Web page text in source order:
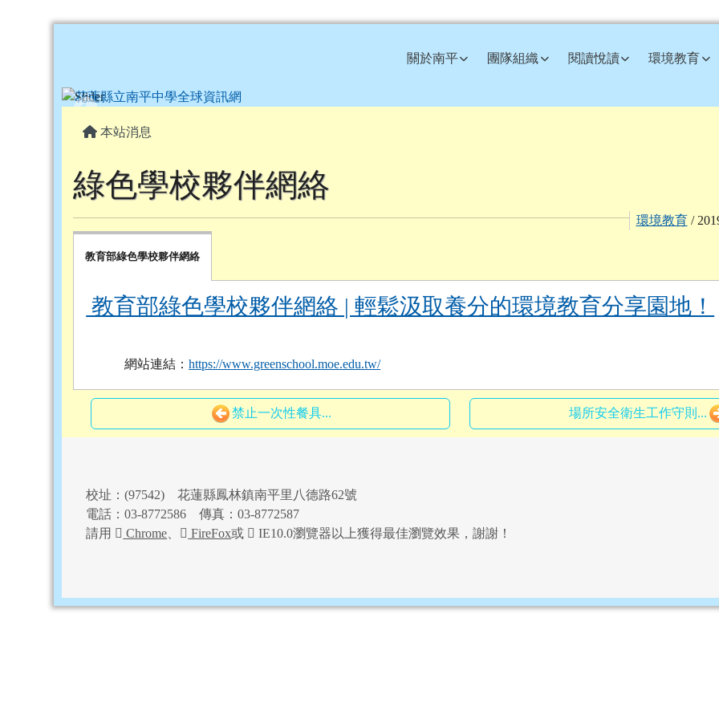
花蓮縣立南平中學全球資訊網關於南平 團隊組織 閱讀悅讀 環境教育
主內容區域
本站消息
綠色學校夥伴網絡
環境教育/
教育部綠色學校夥伴網絡
教育部綠色學校夥伴網絡 | 輕鬆汲取養分的環境教育分享園地！
網站連結：https://www.greenschool.moe.edu.tw/
禁止一次性餐具... 場所安全衛生工作守則...
頁尾區域
頁尾區域內容
校址：(97542) 花蓮縣鳳林鎮南平里八德路62號
電話：03-8772586 傳真：03-8772587
請用
Chrome FireFox或 IE10.0瀏覽器以上獲得最佳瀏覽效果，謝謝！